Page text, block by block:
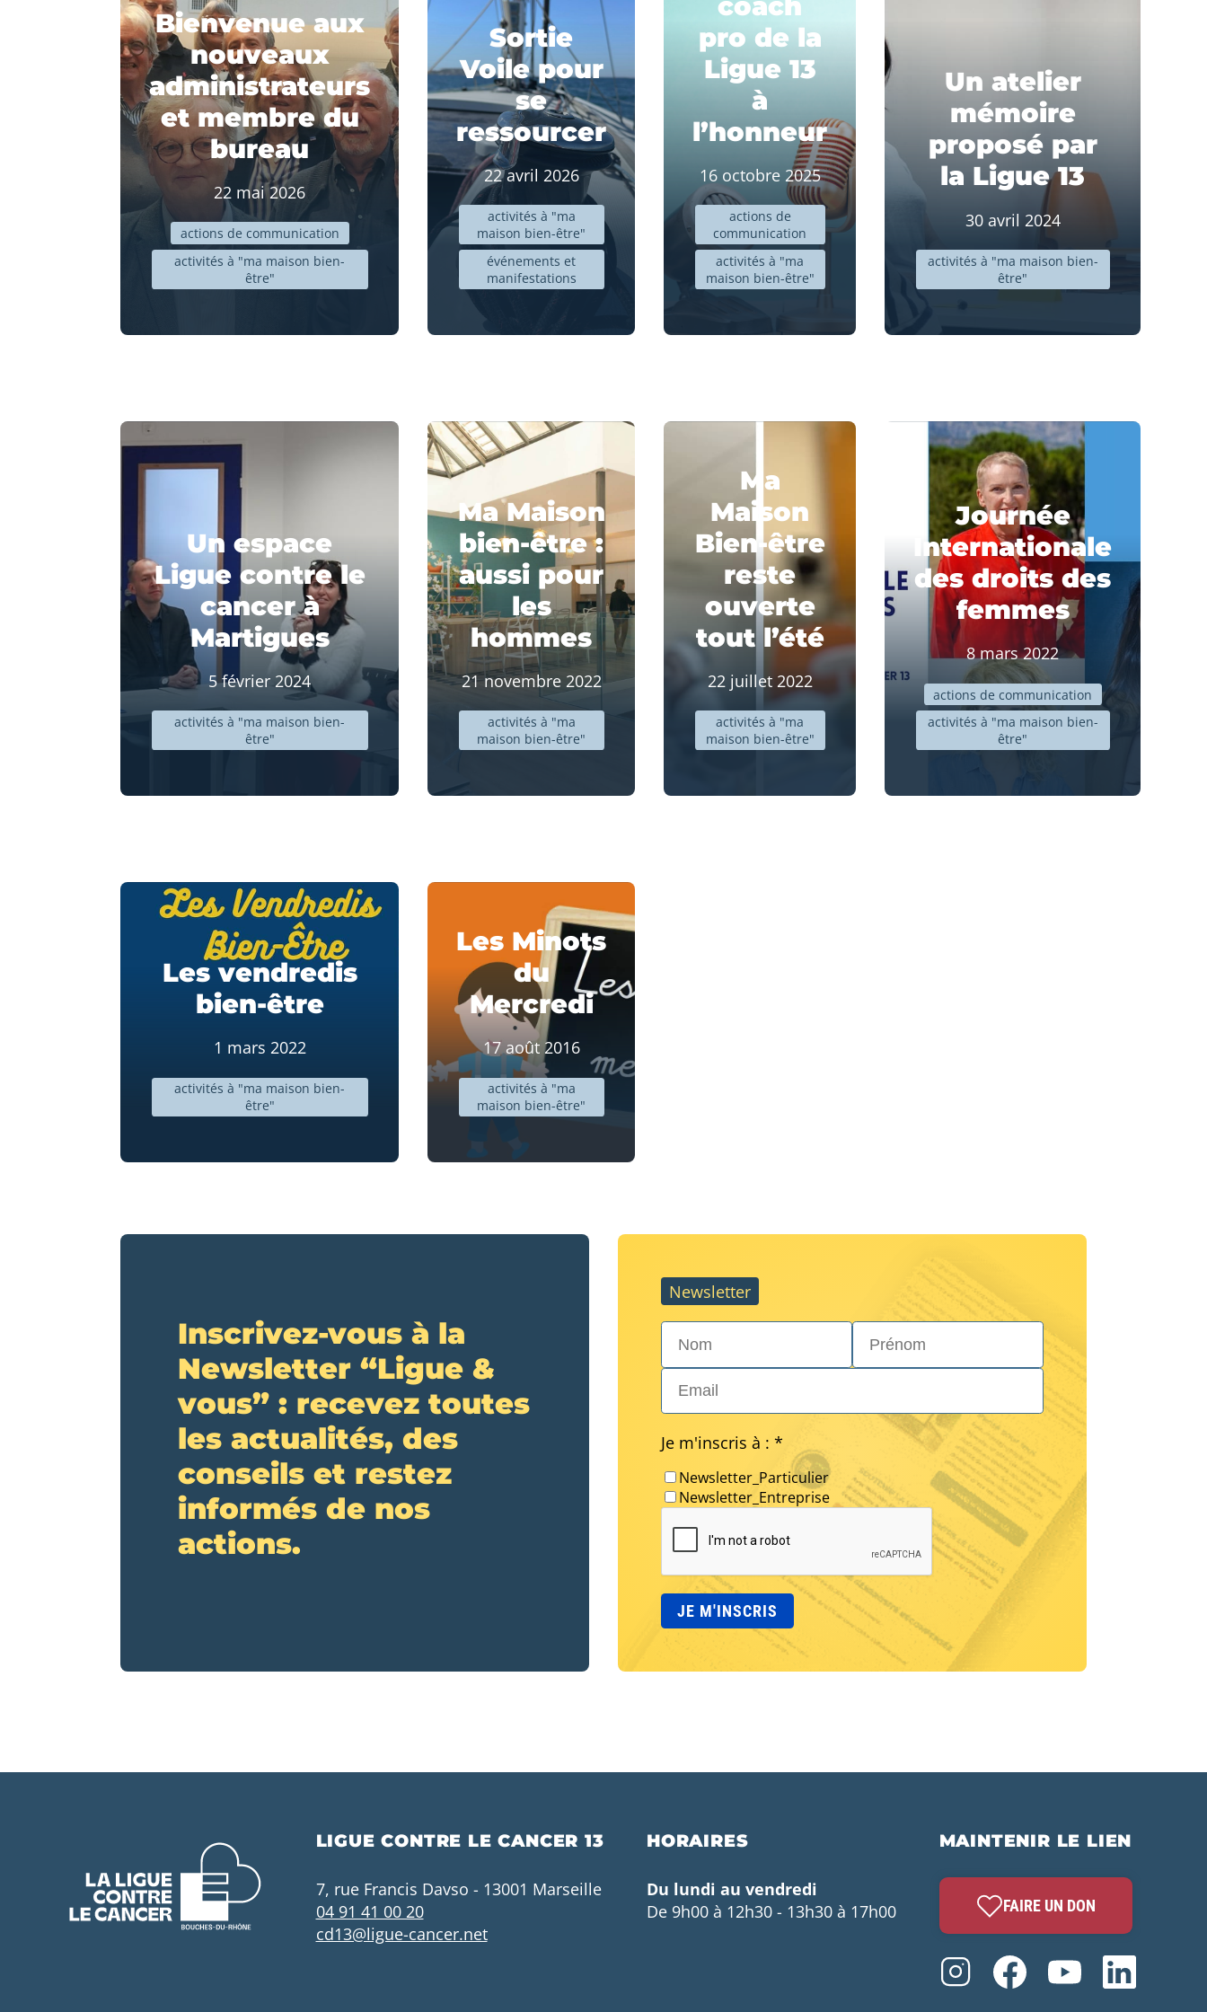
Bienvenue aux
nouveaux
administrateurs
et membre du
bureau
22 mai 2026
actions de communication
activités à "ma maison bien-
être"
Sortie
Voile pour
se
ressourcer
22 avril 2026
activités à "ma
maison bien-être"
événements et
manifestations
pro de la
Ligue 13
à
l’honneur
16 octobre 2025
actions de
communication
activités à "ma
maison bien-être"
Un atelier
mémoire
proposé par
la Ligue 13
30 avril 2024
activités à "ma maison bien-
être"
Un espace
Ligue contre le
cancer à
Martigues
5 février 2024
activités à "ma maison bien-
être"
Ma Maison
bien-être :
aussi pour
les
hommes
21 novembre 2022
activités à "ma
maison bien-être"
Ma
Maison
Bien-être
reste
ouverte
tout l’été
22 juillet 2022
activités à "ma
maison bien-être"
Journée
Internationale
des droits des
femmes
8 mars 2022
actions de communication
activités à "ma maison bien-
être"
Les vendredis
bien-être
1 mars 2022
activités à "ma maison bien-
être"
Les Minots
du
Mercredi
17 août 2016
activités à "ma
maison bien-être"
Inscrivez-vous à la
Newsletter “Ligue &
vous” : recevez toutes
les actualités, des
conseils et restez
informés de nos
actions.
Newsletter
Nom* Prénom*
Email*
Je m'inscris à : *
Newsletter_Particulier
Newsletter_Entreprise
LIGUE CONTRE LE CANCER 13
7, rue Francis Davso - 13001 Marseille
04 91 41 00 20
cd13@ligue-cancer.net
HORAIRES
Du lundi au vendredi
De 9h00 à 12h30 - 13h30 à 17h00
MAINTENIR LE LIEN
FAIRE UN DON